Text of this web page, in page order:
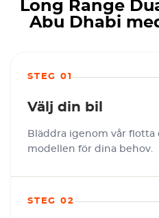
Long Range
Abu Dhabi
STEG 01
Välj din bil
Bläddra igenom vår flotta
modellen för dina behov.
STEG 02